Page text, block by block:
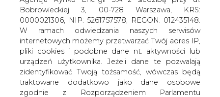
WYSOKI KONTRAST A A
ZALOGUJ SIĘ
Bobrowieckiej 3, 00-728 Warszawa, KRS:
0000021306, NIP: 5261757578, REGON: 012435148.
W ramach odwiedzania naszych serwisów
internetowych możemy przetwarzać Twój adres IP,
pliki cookies i podobne dane nt. aktywności lub
urządzeń użytkownika. Jeżeli dane te pozwalają
zidentyfikować Twoją tożsamość, wówczas będą
traktowane dodatkowo jako dane osobowe
zgodnie z Rozporządzeniem Parlamentu